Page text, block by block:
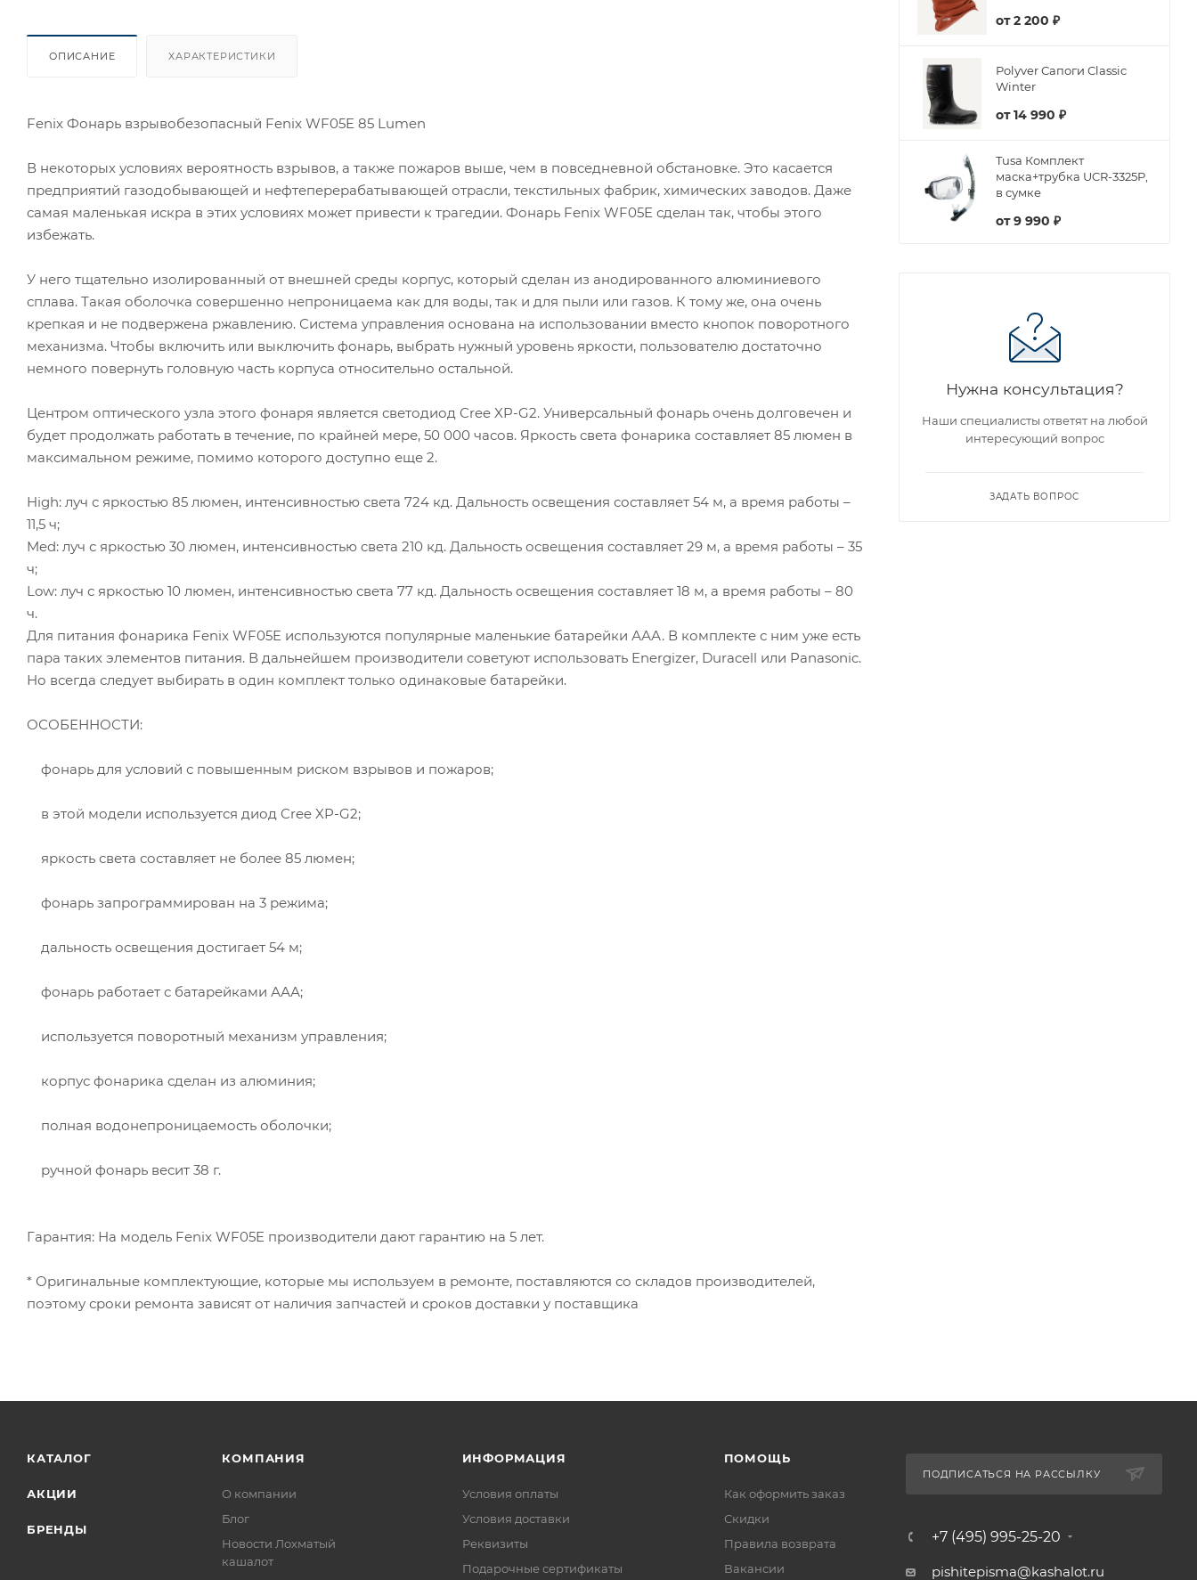
ОПИСАНИЕ ХАРАКТЕРИСТИКИ
Fenix Фонарь взрывобезопасный Fenix WF05E 85 Lumen
В некоторых условиях вероятность взрывов, а также пожаров выше, чем в повседневной обстановке. Это касается
предприятий газодобывающей и нефтеперерабатывающей отрасли, текстильных фабрик, химических заводов. Даже
самая маленькая искра в этих условиях может привести к трагедии. Фонарь Fenix WF05E сделан так, чтобы этого
избежать.
У него тщательно изолированный от внешней среды корпус, который сделан из анодированного алюминиевого
сплава. Такая оболочка совершенно непроницаема как для воды, так и для пыли или газов. К тому же, она очень
крепкая и не подвержена ржавлению. Система управления основана на использовании вместо кнопок поворотного
механизма. Чтобы включить или выключить фонарь, выбрать нужный уровень яркости, пользователю достаточно
немного повернуть головную часть корпуса относительно остальной.
Центром оптического узла этого фонаря является светодиод Cree XP-G2. Универсальный фонарь очень долговечен и
будет продолжать работать в течение, по крайней мере, 50 000 часов. Яркость света фонарика составляет 85 люмен в
максимальном режиме, помимо которого доступно еще 2.
High: луч с яркостью 85 люмен, интенсивностью cвета 724 кд. Дальность освещения составляет 54 м, а время работы –
11,5 ч;
Med: луч с яркостью 30 люмен, интенсивностью cвета 210 кд. Дальность освещения составляет 29 м, а время работы – 35
ч;
Low: луч с яркостью 10 люмен, интенсивностью cвета 77 кд. Дальность освещения составляет 18 м, а время работы – 80
ч.
Для питания фонарика Fenix WF05E используются популярные маленькие батарейки ААА. В комплекте с ним уже есть
пара таких элементов питания. В дальнейшем производители советуют использовать Energizer, Duracell или Panasonic.
Но всегда следует выбирать в один комплект только одинаковые батарейки.
ОСОБЕННОСТИ:
фонарь для условий с повышенным риском взрывов и пожаров;
в этой модели используется диод Cree XP-G2;
яркость света составляет не более 85 люмен;
фонарь запрограммирован на 3 режима;
дальность освещения достигает 54 м;
фонарь работает с батарейками ААА;
используется поворотный механизм управления;
корпус фонарика сделан из алюминия;
полная водонепроницаемость оболочки;
ручной фонарь весит 38 г.
Гарантия: На модель Fenix WF05E производители дают гарантию на 5 лет.
* Оригинальные комплектующие, которые мы используем в ремонте, поставляются со складов производителей,
поэтому сроки ремонта зависят от наличия запчастей и сроков доставки у поставщика
от2 200 ₽
Polyver Сапоги Classic
Winter
от14 990 ₽
Tusa Комплект
маска+трубка UCR-3325P,
в сумке
от9 990 ₽
Нужна консультация?
Наши специалисты ответят на любой
интересующий вопрос
ЗАДАТЬ ВОПРОС
КАТАЛОГ
АКЦИИ
БРЕНДЫ
КОМПАНИЯ
О компании
Блог
Новости Лохматый
кашалот
ИНФОРМАЦИЯ
Условия оплаты
Условия доставки
Реквизиты
Подарочные сертификаты
ПОМОЩЬ
Как оформить заказ
Скидки
Правила возврата
Вакансии
ПОДПИСАТЬСЯ НА РАССЫЛКУ
+7 (495) 995-25-20​
pishitepisma@kashalot.ru